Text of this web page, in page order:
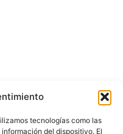
tecnologías como las
del dispositivo. El